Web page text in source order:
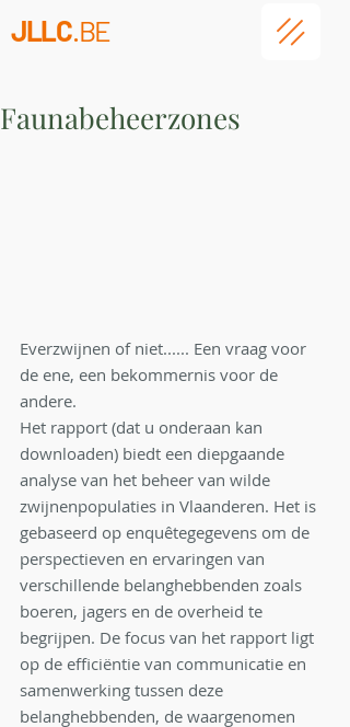
JLLC.BE
Faunabeheerzones
Everzwijnen of niet...... Een vraag voor
de ene, een bekommernis voor de
andere.
Het rapport (dat u onderaan kan
downloaden) biedt een diepgaande
analyse van het beheer van wilde
zwijnenpopulaties in Vlaanderen. Het is
gebaseerd op enquêtegegevens om de
perspectieven en ervaringen van
verschillende belanghebbenden zoals
boeren, jagers en de overheid te
begrijpen. De focus van het rapport ligt
op de efficiëntie van communicatie en
samenwerking tussen deze
belanghebbenden, de waargenomen